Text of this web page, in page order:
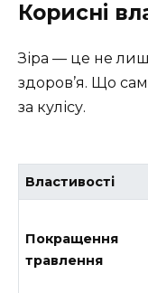
Корисні
Зіра — це не
здоров’я. Що
за кулісу.
Властивості
Покращення
травлення